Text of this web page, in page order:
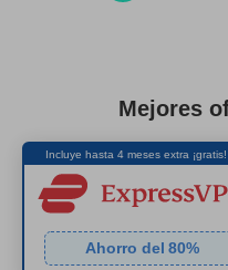
Mejores
Incluye hasta 4 meses extra ¡gratis!
Ahorro del 80%